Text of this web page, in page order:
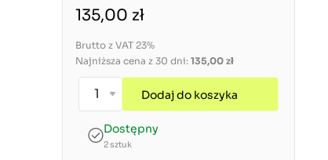
135,00 zł
Brutto z VAT 23%
Najniższa cena z 30 dni: 135,00 zł
Dodaj do koszyka
Dostępny
2 sztuk